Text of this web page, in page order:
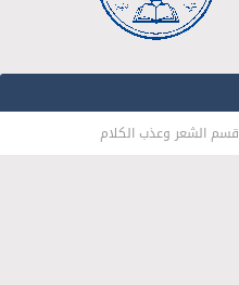
قسم الشعر وعذب الكلام